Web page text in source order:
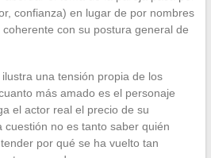
confianza) en lugar de por nombres
con su postura general de
una tensión propia de los
más amado es el personaje
el actor real el precio de su
cuestión no es tanto saber quién
por qué se ha vuelto tan